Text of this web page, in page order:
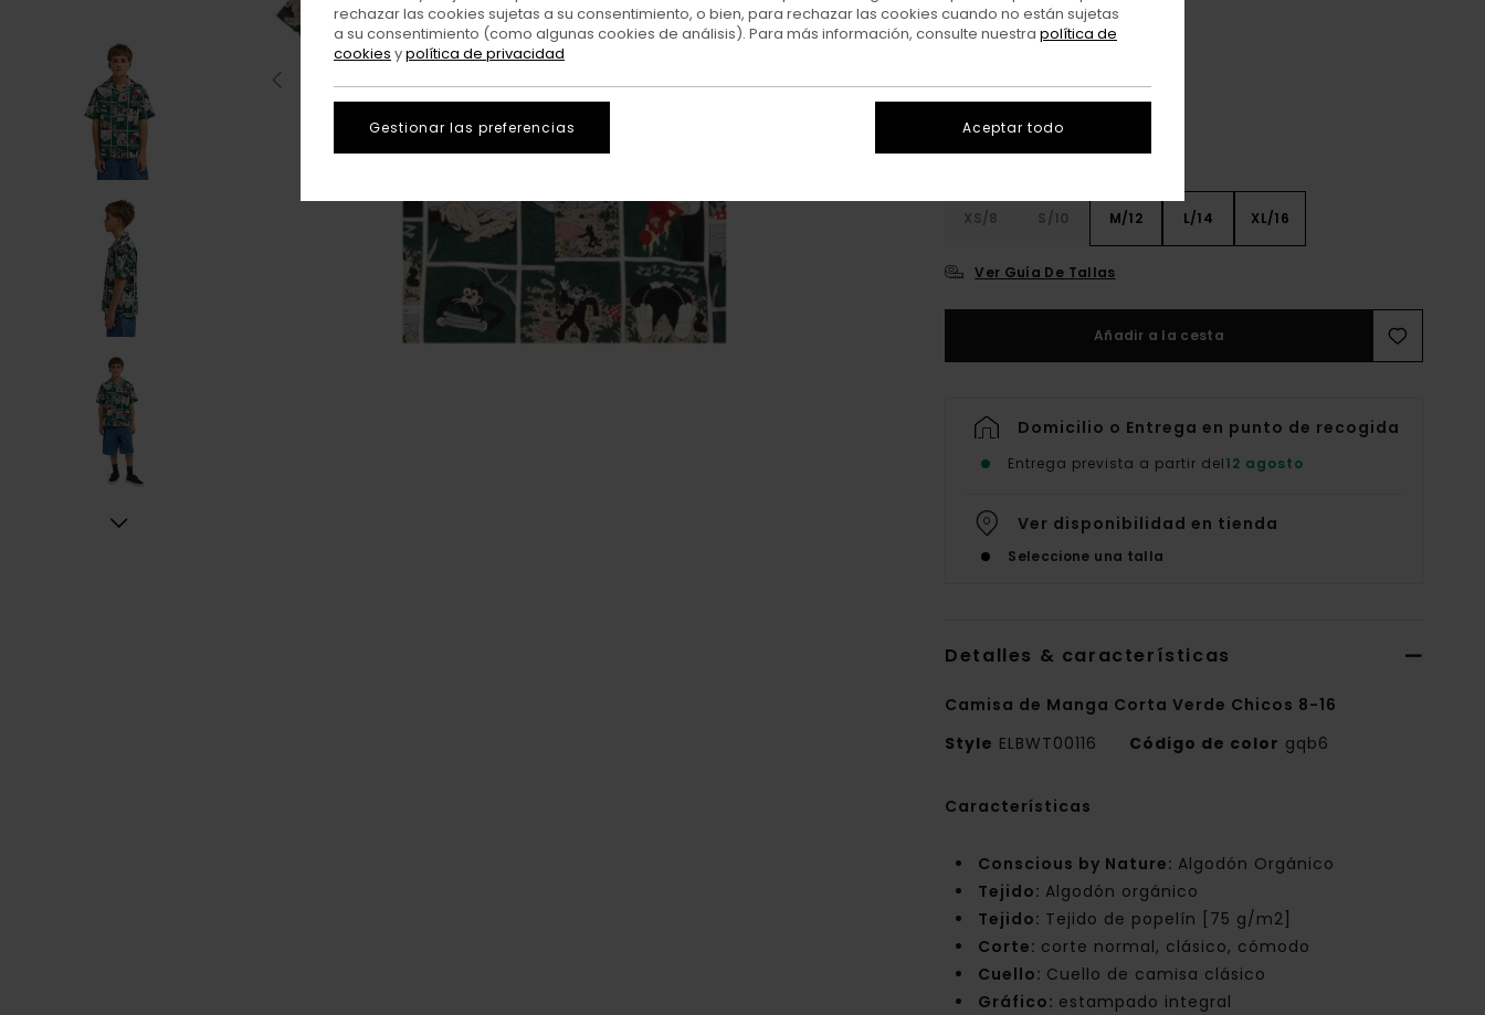
ColorSnack
XS/8 S/10 M/12 L/14 XL/16
Ver Guía De Tallas
Añadir a la cesta
Domicilio o Entrega en punto de recogida
Entrega prevista a partir del12 agosto
Ver disponibilidad en tienda
Seleccione una talla
Detalles & características
Camisa de Manga Corta Verde Chicos 8-16
Style ELBWT00116 Código de color gqb6
Características
Conscious by Nature: Algodón Orgánico
Tejido: Algodón orgánico
Tejido: Tejido de popelín [75 g/m2]
Corte: corte normal, clásico, cómodo
Cuello: Cuello de camisa clásico
Gráfico: estampado integral
rechazar las cookies sujetas a su consentimiento, o bien, para rechazar las cookies cuando no están sujetas
a su consentimiento (como algunas cookies de análisis). Para más información, consulte nuestra política de
cookies ypolítica de privacidad
Gestionar las preferencias Aceptar todo